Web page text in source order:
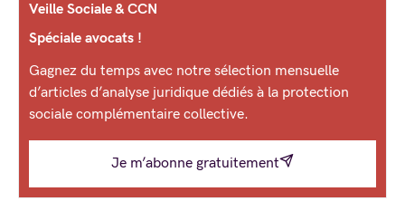
Veille Sociale & CCN
Spéciale avocats !
Gagnez du temps avec notre sélection mensuelle
d’articles d’analyse juridique dédiés à la protection
sociale complémentaire collective.
Je m’abonne gratuitement